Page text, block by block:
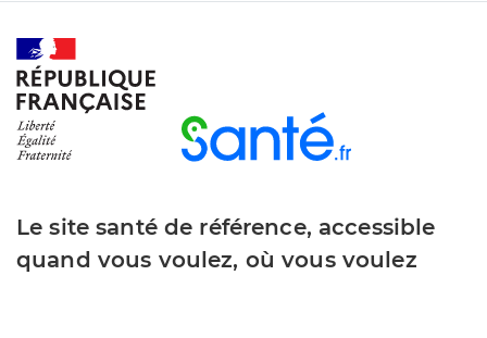
Le site santé de référence, accessible
quand vous voulez, où vous voulez